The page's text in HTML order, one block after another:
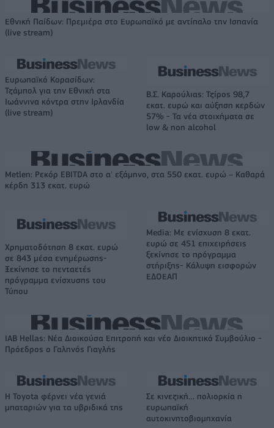
Εθνική Παίδων: Πρεμιέρα στο Ευρωπαϊκό με αντίπαλο την Ισπανία
(live stream)
Ευρωπαϊκό Κορασίδων:
Τζάμπολ για την Εθνική στα
Ιωάννινα κόντρα στην Ιρλανδία
(live stream)
Β.Σ. Καρούλιας: Τζίρος 98,7
εκατ. ευρώ και αύξηση κερδών
57% - Τα νέα στοιχήματα σε
low & non alcohol
Metlen: Ρεκόρ EBITDA στο α' εξάμηνο, στα 550 εκατ. ευρώ – Καθαρά
κέρδη 313 εκατ. ευρώ
Χρηματοδότηση 8 εκατ. ευρώ
σε 843 μέσα ενημέρωσης-
Ξεκίνησε το πενταετές
πρόγραμμα ενίσχυσης του
Τύπου
Media: Με ενίσχυση 8 εκατ.
ευρώ σε 451 επιχειρήσεις
ξεκίνησε το πρόγραμμα
στήριξης- Κάλυψη εισφορών
ΕΔΟΕΑΠ
IAB Hellas: Νέα Διοικούσα Επιτροπή και νέο Διοικητικό Συμβούλιο -
Πρόεδρος ο Γαληνός Γιαγλής
Η Toyota φέρνει νέα γενιά
μπαταριών για τα υβριδικά της
Σε κινεζική… πολιορκία η
ευρωπαϊκή
αυτοκινητοβιομηχανία